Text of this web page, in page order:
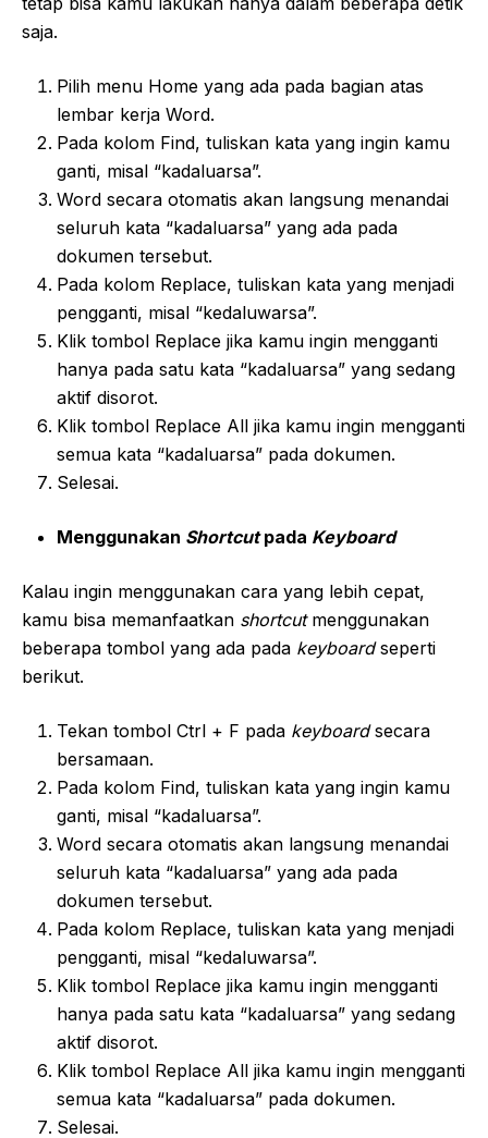
saja.
Pilih menu Home yang ada pada bagian atas
lembar kerja Word.
Pada kolom Find, tuliskan kata yang ingin kamu
ganti, misal “kadaluarsa”.
Word secara otomatis akan langsung menandai
seluruh kata “kadaluarsa” yang ada pada
dokumen tersebut.
Pada kolom Replace, tuliskan kata yang menjadi
pengganti, misal “kedaluwarsa”.
Klik tombol Replace jika kamu ingin mengganti
hanya pada satu kata “kadaluarsa” yang sedang
aktif disorot.
Klik tombol Replace All jika kamu ingin mengganti
semua kata “kadaluarsa” pada dokumen.
Selesai.
Menggunakan Shortcutpada Keyboard
Kalau ingin menggunakan cara yang lebih cepat,
kamu bisa memanfaatkan shortcut menggunakan
beberapa tombol yang ada pada keyboardseperti
berikut.
Tekan tombol Ctrl + F pada keyboardsecara
bersamaan.
Pada kolom Find, tuliskan kata yang ingin kamu
ganti, misal “kadaluarsa”.
Word secara otomatis akan langsung menandai
seluruh kata “kadaluarsa” yang ada pada
dokumen tersebut.
Pada kolom Replace, tuliskan kata yang menjadi
pengganti, misal “kedaluwarsa”.
Klik tombol Replace jika kamu ingin mengganti
hanya pada satu kata “kadaluarsa” yang sedang
aktif disorot.
Klik tombol Replace All jika kamu ingin mengganti
semua kata “kadaluarsa” pada dokumen.
Selesai.